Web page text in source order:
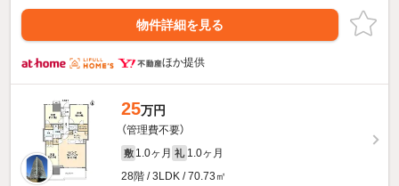
物件詳細を見る
ほか提供
25万円
（管理費不要）
敷 1.0ヶ月 礼 1.0ヶ月
28階 / 3LDK / 70.73㎡